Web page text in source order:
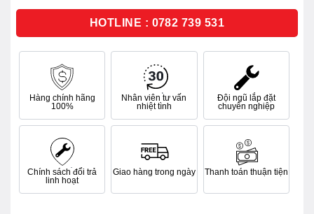
sao
HOTLINE : 0782 739 531
Hàng chính hãng
100%
Nhân viên tư vấn
nhiệt tình
Đội ngũ lắp đặt
chuyên nghiệp
Chính sách đổi trả
linh hoạt
Giao hàng trong ngày Thanh toán thuận tiện